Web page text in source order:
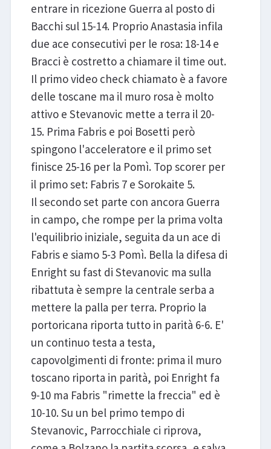
entrare in ricezione Guerra al posto di
Bacchi sul 15-14. Proprio Anastasia infila
due ace consecutivi per le rosa: 18-14 e
Bracci è costretto a chiamare il time out.
Il primo video check chiamato è a favore
delle toscane ma il muro rosa è molto
attivo e Stevanovic mette a terra il 20-
15. Prima Fabris e poi Bosetti però
spingono l'acceleratore e il primo set
finisce 25-16 per la Pomì. Top scorer per
il primo set: Fabris 7 e Sorokaite 5.
Il secondo set parte con ancora Guerra
in campo, che rompe per la prima volta
l'equilibrio iniziale, seguita da un ace di
Fabris e siamo 5-3 Pomì. Bella la difesa di
Enright su fast di Stevanovic ma sulla
ribattuta è sempre la centrale serba a
mettere la palla per terra. Proprio la
portoricana riporta tutto in parità 6-6. E'
un continuo testa a testa,
capovolgimenti di fronte: prima il muro
toscano riporta in parità, poi Enright fa
9-10 ma Fabris "rimette la freccia" ed è
10-10. Su un bel primo tempo di
Stevanovic, Parrocchiale ci riprova,